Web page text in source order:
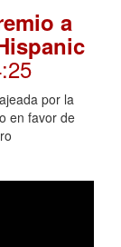
a
por la
en favor de